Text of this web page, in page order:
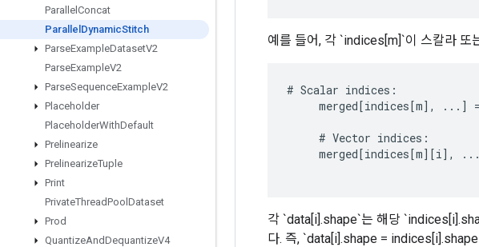
Parallel Concat
Parallel DynamicStitch
ParseExampleDatasetV2
ParseExampleV2
ParseSequenceExampleV2
Placeholder
PlaceholderWithDefault
Prelinearize
PrelinearizeTuple
Print
PrivateThreadPool Dataset
Prod
QuantizeAndDequantizeV4
예를 들어, 각 `indices[m]`이 스칼라 또
# Scalar indices :
merged[indices[m] , ... ] =
# Vector indices :
merged[indices[m][i] , ...
각 `data[i].shape`는 해당
다. 즉, `data[i].shape =